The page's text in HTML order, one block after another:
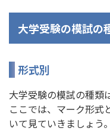
大学受験の模試の
形式別
大学受験の模試の種類
ここでは、マーク形式
いて見ていきましょう。